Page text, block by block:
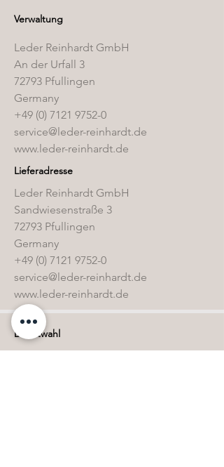
Verwaltung
Leder Reinhardt GmbH
An der Urfall 3
72793 Pfullingen
Germany
+49 (0) 7121 9752-0
service@leder-reinhardt.de
www.leder-reinhardt.de
Lieferadresse
Leder Reinhardt GmbH
Sandwiesenstraße 3
72793 Pfullingen
Germany
+49 (0) 7121 9752-0
service@leder-reinhardt.de
www.leder-reinhardt.de
Direktwahl